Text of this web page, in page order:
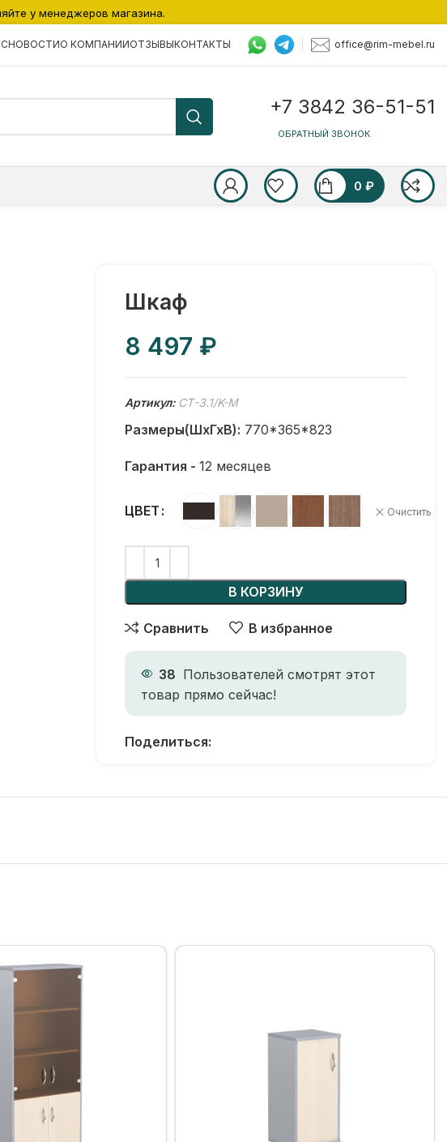
НОВОСТИО КОМПАНИИОТЗЫВЫКОНТАКТЫ office@rim-mebel.ru
+7 3842 36-51-51
ОБРАТНЫЙ ЗВОНОК
0 ₽
Шкаф
₽
Артикул: СТ-3.1/K-M
Размеры(ШхГхВ): 770*365*823
Гарантия - 12 месяцев
ЦВЕТ Очистить
В КОРЗИНУ
Сравнить В избранное
38 Пользователей смотрят этот
товар прямо сейчас!
Поделиться:
у менеджеров магазина.